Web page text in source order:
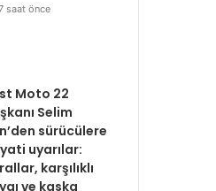
saat önce
Moto 22
Selim
sürücülere
uyarılar:
karşılıklı
ve kaska